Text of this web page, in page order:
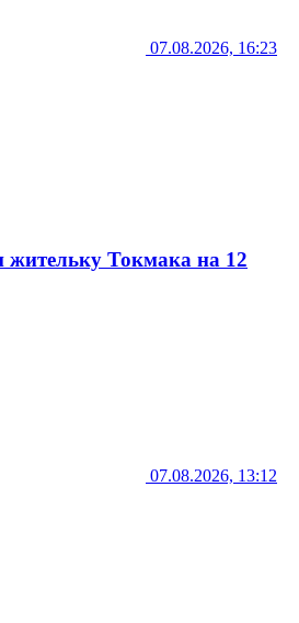
07.08.2026, 16:23
жительку Токмака на 12
07.08.2026, 13:12